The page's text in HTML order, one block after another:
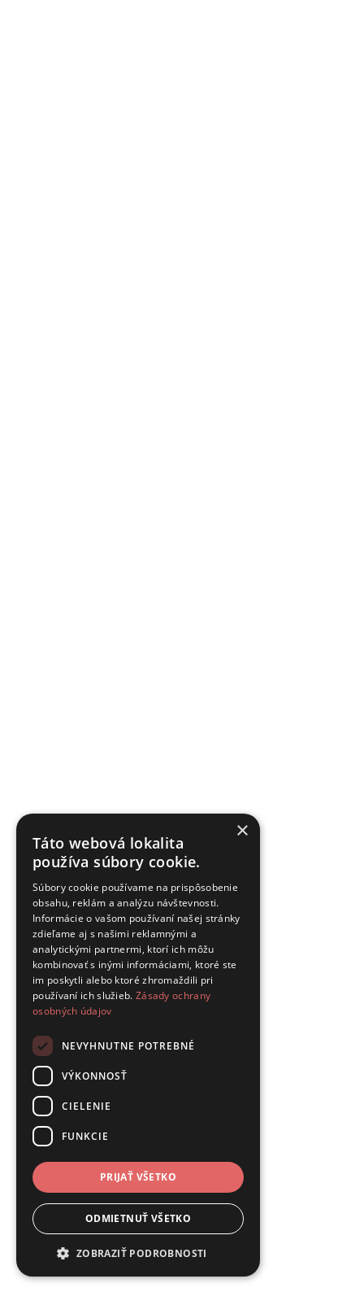
×
Táto webová lokalita
používa súbory cookie.
Súbory cookie používame na prispôsobenie
obsahu, reklám a analýzu návštevnosti.
Informácie o vašom používaní našej stránky
zdieľame aj s našimi reklamnými a
analytickými partnermi, ktorí ich môžu
kombinovať s inými informáciami, ktoré ste
im poskytli alebo ktoré zhromaždili pri
používaní ich služieb. Zásady ochrany
osobných údajov
NEVYHNUTNE POTREBNÉ
VÝKONNOSŤ
CIELENIE
FUNKCIE
PRIJAŤ VŠETKO
ODMIETNUŤ VŠETKO
ZOBRAZIŤ PODROBNOSTI